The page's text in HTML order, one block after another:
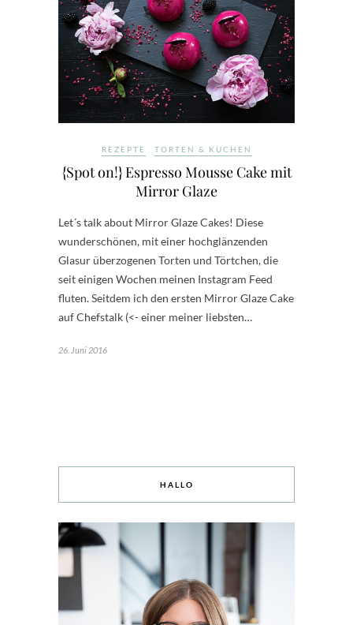
REZEPTE TORTEN & KUCHEN
{Spot on!} Espresso Mousse Cake mit
Mirror Glaze
Let´s talk about Mirror Glaze Cakes! Diese
wunderschönen, mit einer hochglänzenden
Glasur überzogenen Torten und Törtchen, die
seit einigen Wochen meinen Instagram Feed
fluten. Seitdem ich den ersten Mirror Glaze Cake
auf Chefstalk (<- einer meiner liebsten…
26. Juni 2016
HALLO